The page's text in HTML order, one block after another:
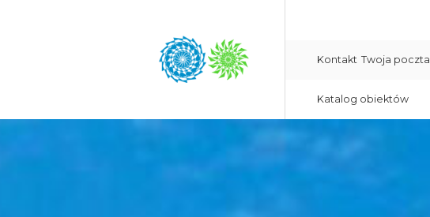
Kontakt Twoja poczta
Katalog obiektów